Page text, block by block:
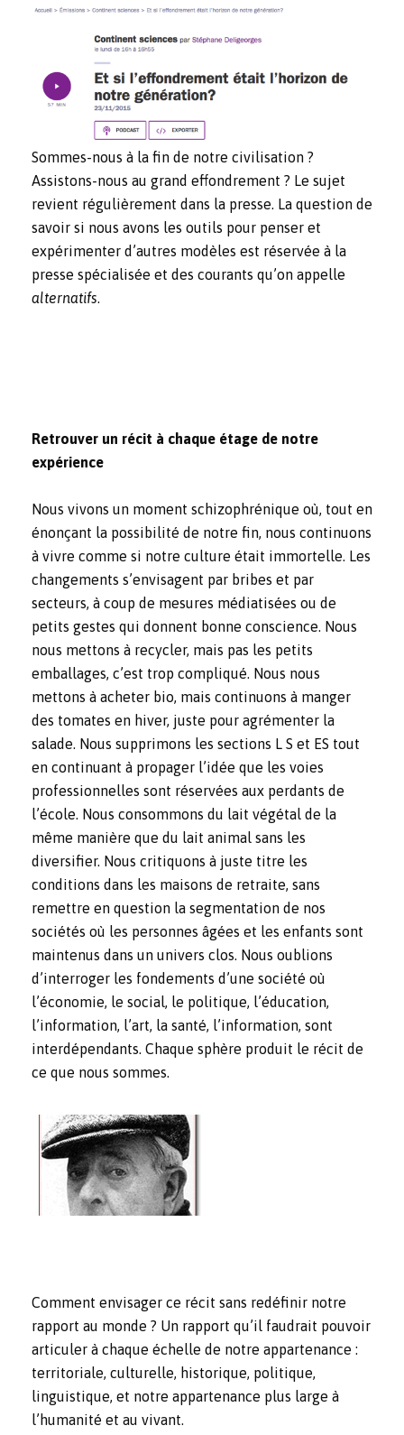
Sommes-nous à la fin de notre civilisation ?
Assistons-nous au grand effondrement ? Le sujet
revient régulièrement dans la presse. La question de
savoir si nous avons les outils pour penser et
expérimenter d’autres modèles est réservée à la
presse spécialisée et des courants qu’on appelle
alternatifs
Retrouver un récit à chaque étage de notre
expérience
Nous vivons un moment schizophrénique où, tout en
énonçant la possibilité de notre fin, nous continuons
à vivre comme si notre culture était immortelle. Les
changements s’envisagent par bribes et par
secteurs, à coup de mesures médiatisées ou de
petits gestes qui donnent bonne conscience. Nous
nous mettons à recycler, mais pas les petits
emballages, c’est trop compliqué. Nous nous
mettons à acheter bio, mais continuons à manger
des tomates en hiver, juste pour agrémenter la
salade. Nous supprimons les sections L S et ES tout
en continuant à propager l’idée que les voies
professionnelles sont réservées aux perdants de
l’école. Nous consommons du lait végétal de la
même manière que du lait animal sans les
diversifier. Nous critiquons à juste titre les
conditions dans les maisons de retraite, sans
remettre en question la segmentation de nos
sociétés où les personnes âgées et les enfants sont
maintenus dans un univers clos. Nous oublions
d’interroger les fondements d’une société où
l’économie, le social, le politique, l’éducation,
l’information, l’art, la santé, l’information, sont
interdépendants. Chaque sphère produit le récit de
ce que nous sommes.
Comment envisager ce récit sans redéfinir notre
rapport au monde ? Un rapport qu’il faudrait pouvoir
articuler à chaque échelle de notre appartenance :
territoriale, culturelle, historique, politique,
linguistique, et notre appartenance plus large à
l’humanité et au vivant.